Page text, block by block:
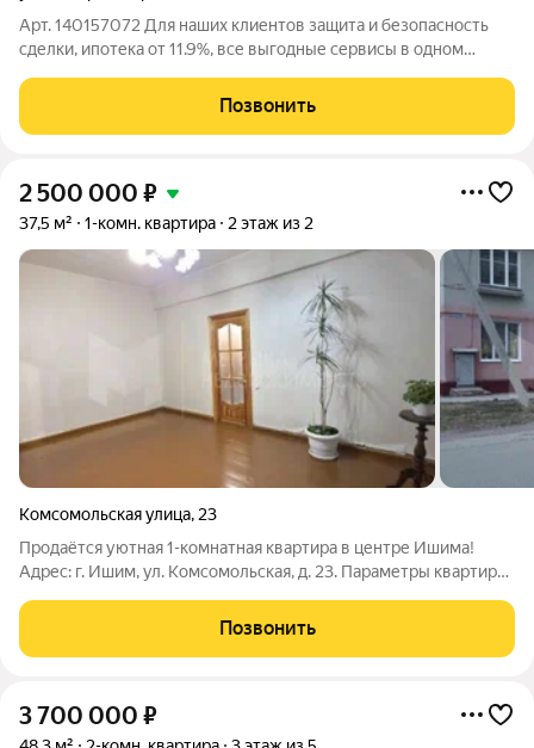
Арт. 140157072 Для наших клиентов защита и безопасность
сделки, ипотека от 11.9%, все выгодные сервисы в одном
тех, кто ценит комфорт и удобство! Просторная, светлая
квартира с удобной
Позвонить
2 500 000 ₽
37,5 м² 1-комн. квартира 2 этаж из 2
Комсомольская улица, 23
Продаётся уютная 1-комнатная квартира в центре Ишима!
Адрес: г. Ишим, ул. Комсомольская, д. 23. Параметры квартиры:
метра. - Санузел: совмещённый. Расположение: - Центр
города. - 5
Позвонить
3 700 000 ₽